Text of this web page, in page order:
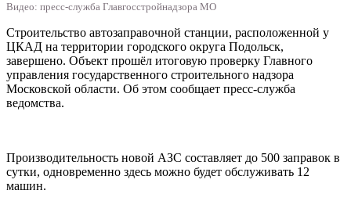
Видео: пресс-служба Главгосстройнадзора МО
Строительство автозаправочной станции, расположенной у
ЦКАД на территории городского округа Подольск,
завершено. Объект прошёл итоговую проверку Главного
управления государственного строительного надзора
Московской области. Об этом сообщает пресс-служба
ведомства.
Производительность новой АЗС составляет до 500 заправок в
сутки, одновременно здесь можно будет обслуживать 12
машин.